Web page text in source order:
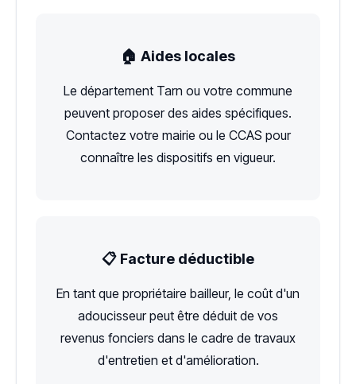
🏠 Aides locales
Le département Tarn ou votre commune
peuvent proposer des aides spécifiques.
Contactez votre mairie ou le CCAS pour
connaître les dispositifs en vigueur.
📋 Facture déductible
En tant que propriétaire bailleur, le coût d'un
adoucisseur peut être déduit de vos
revenus fonciers dans le cadre de travaux
d'entretien et d'amélioration.